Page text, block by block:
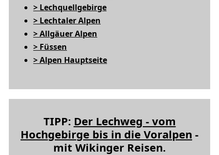
> Lechquellgebirge
> Lechtaler Alpen
> Allgäuer Alpen
> Füssen
> Alpen Hauptseite
TIPP: Der Lechweg - vom
Hochgebirge bis in die Voralpen -
mit Wikinger Reisen.